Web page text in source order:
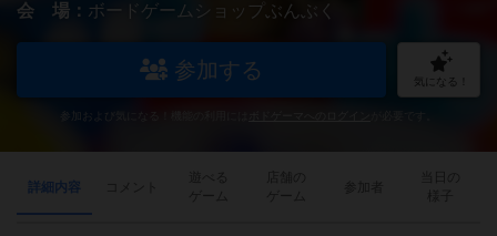
会 場： ボードゲームショップぶんぶく
参加する 気になる！
参加および気になる！機能の利用には
詳細内容